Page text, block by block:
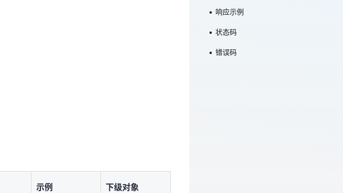
fecnjniakfkn2
示例 下级对象
响应示例
状态码
错误码